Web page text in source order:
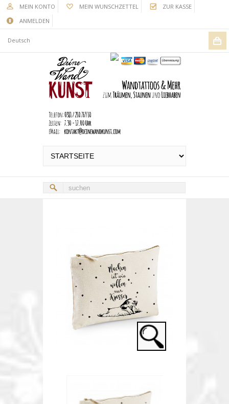
MEIN KONTO MEIN WUNSCHZETTEL
ZUR KASSE
ANMELDEN
Deutsch